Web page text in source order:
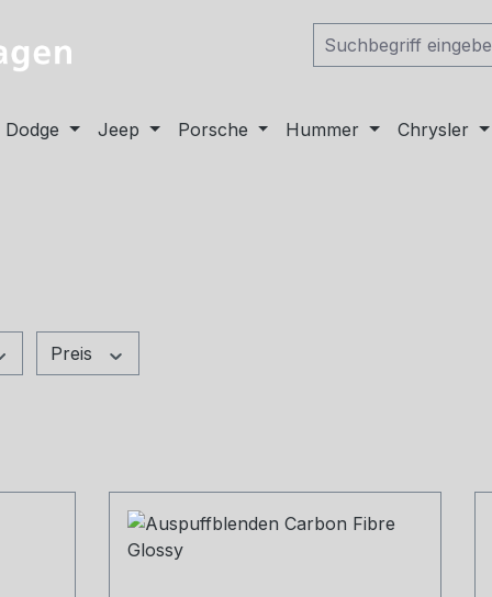
Dodge Jeep Porsche Hummer Chrysler
Preis